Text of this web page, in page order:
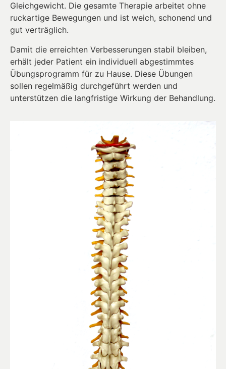
Gleichgewicht. Die gesamte Therapie arbeitet ohne
ruckartige Bewegungen und ist weich, schonend und
gut verträglich.
Damit die erreichten Verbesserungen stabil bleiben,
erhält jeder Patient ein individuell abgestimmtes
Übungsprogramm für zu Hause. Diese Übungen
sollen regelmäßig durchgeführt werden und
unterstützen die langfristige Wirkung der Behandlung.